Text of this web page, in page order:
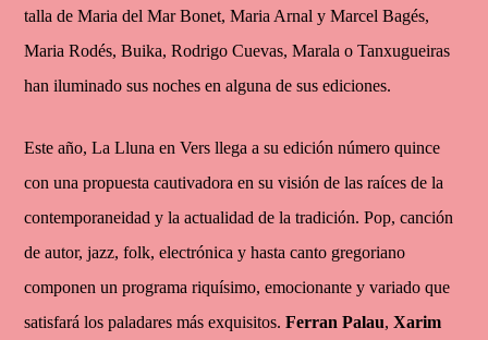
talla de Maria del Mar Bonet, Maria Arnal y Marcel Bagés,
Maria Rodés, Buika, Rodrigo Cuevas, Marala o Tanxugueiras
han iluminado sus noches en alguna de sus ediciones.
Este año, La Lluna en Vers llega a su edición número quince
con una propuesta cautivadora en su visión de las raíces de la
contemporaneidad y la actualidad de la tradición. Pop, canción
de autor, jazz, folk, electrónica y hasta canto gregoriano
componen un programa riquísimo, emocionante y variado que
satisfará los paladares más exquisitos.Ferran Palau,Xarim